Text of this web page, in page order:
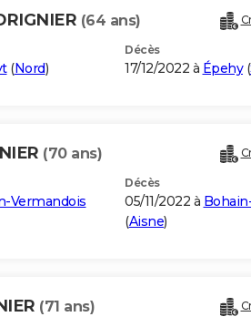
(64 ans)
(Nord)
Décès
17/12/2022 à Épehy(
(70 ans)
Vermandois
Décès
05/11/2022 à
(Aisne)
(71 ans)